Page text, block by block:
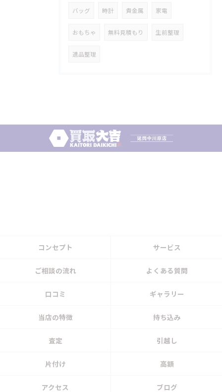
バッグ 時計 貴金属 家電
おもちゃ 無料見積もり 生前整理
遺品整理
コンセプト サービス
ご相談の流れ よくある質問
口コミ ギャラリー
当店の特徴 持ち込み
査定 引越し
片付け 高額
アクセス ブログ